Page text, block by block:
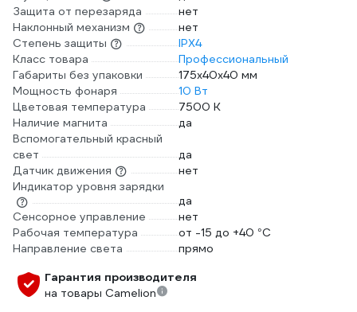
Защита от перезаряда
нет
Наклонный механизм
нет
Степень защиты
IPX4
Класс товара
Профессиональный
Габариты без упаковки
175х40х40 мм
Мощность фонаря
10 Вт
Цветовая температура
7500 К
Наличие магнита
да
Вспомогательный красный
свет
да
Датчик движения
нет
Индикатор уровня зарядки
да
Сенсорное управление
нет
Рабочая температура
от -15 до +40 °С
Направление света
прямо
Гарантия производителя
на товары Camelion